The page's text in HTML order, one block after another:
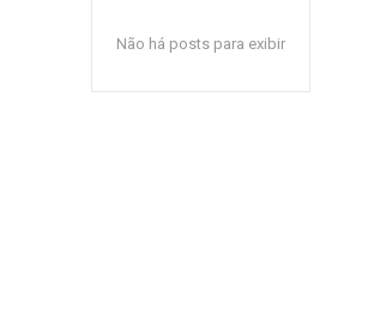
Não há posts para exibir